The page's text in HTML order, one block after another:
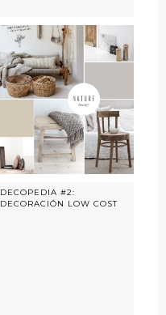
DECOPEDIA #2:
DECORACIÓN LOW COST